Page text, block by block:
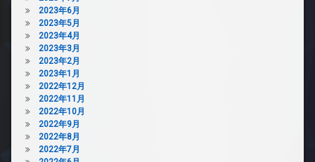
2023年6月
2023年5月
2023年4月
2023年3月
2023年2月
2023年1月
2022年12月
2022年11月
2022年10月
2022年9月
2022年8月
2022年7月